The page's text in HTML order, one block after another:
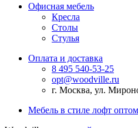
Офисная мебель
Кресла
Столы
Стулья
Оплата и доставка
8 495 540-53-25
opt@woodville.ru
г. Москва, ул.
Мебель в стиле лофт оптом